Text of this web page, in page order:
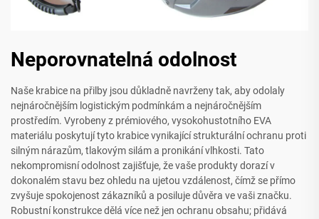
Neporovnatelná odolnost
Naše krabice na přilby jsou důkladně navrženy tak, aby odolaly
nejnáročnějším logistickým podmínkám a nejnáročnějším
prostředím. Vyrobeny z prémiového, vysokohustotního EVA
materiálu poskytují tyto krabice vynikající strukturální ochranu proti
silným nárazům, tlakovým silám a pronikání vlhkosti. Tato
nekompromisní odolnost zajišťuje, že vaše produkty dorazí v
dokonalém stavu bez ohledu na ujetou vzdálenost, čímž se přímo
zvyšuje spokojenost zákazníků a posiluje důvěra ve vaši značku.
Robustní konstrukce dělá více než jen ochranu obsahu; přidává